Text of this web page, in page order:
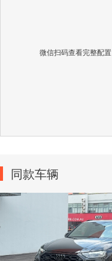
微信扫码查看完整配置
同款车辆